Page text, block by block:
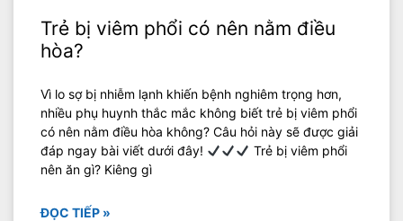
Trẻ bị viêm phổi có nên nằm điều
hòa?
Vì lo sợ bị nhiễm lạnh khiến bệnh nghiêm trọng hơn,
nhiều phụ huynh thắc mắc không biết trẻ bị viêm phổi
có nên nằm điều hòa không? Câu hỏi này sẽ được giải
đáp ngay bài viết dưới đây!
Trẻ bị viêm phổi
nên ăn gì? Kiêng gì
ĐỌC TIẾP »